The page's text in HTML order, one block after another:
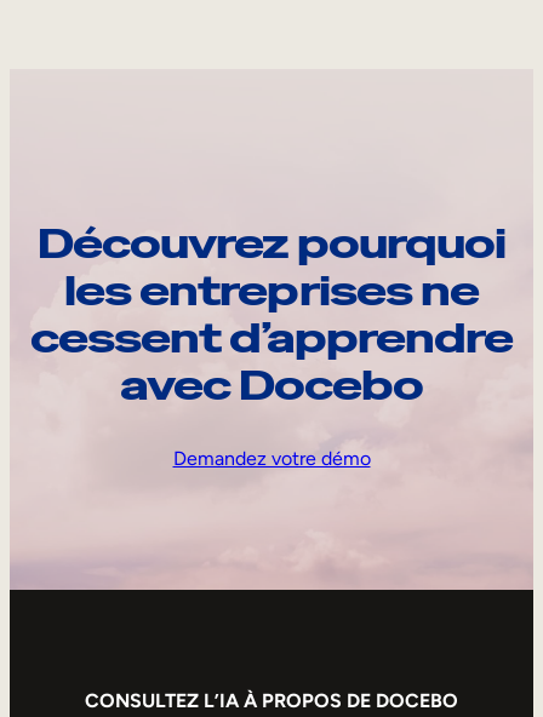
Découvrez pourquoi
les entreprises ne
cessent d’apprendre
avec Docebo
Demandez votre démo
CONSULTEZ L’IA À PROPOS DE DOCEBO